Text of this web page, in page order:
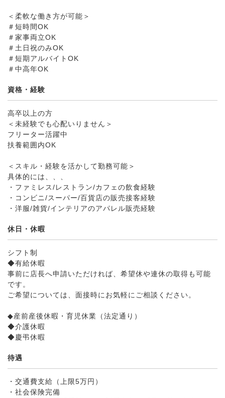
＜柔軟な働き方が可能＞
＃短時間OK
＃家事両立OK
＃土日祝のみOK
＃短期アルバイトOK
＃中高年OK
資格・経験
高卒以上の方
＜未経験でも心配いりません＞
フリーター活躍中
扶養範囲内OK
＜スキル・経験を活かして勤務可能＞
具体的には、、、
・ファミレス/レストラン/カフェの飲食経験
・コンビニ/スーパー/百貨店の販売接客経験
・洋服/雑貨/インテリアのアパレル販売経験
休日・休暇
シフト制
◆有給休暇
事前に店長へ申請いただければ、希望休や連休の取得も可能
です。
ご希望については、面接時にお気軽にご相談ください。
◆産前産後休暇・育児休業（法定通り）
◆介護休暇
◆慶弔休暇
待遇
・交通費支給（上限5万円）
・社会保険完備